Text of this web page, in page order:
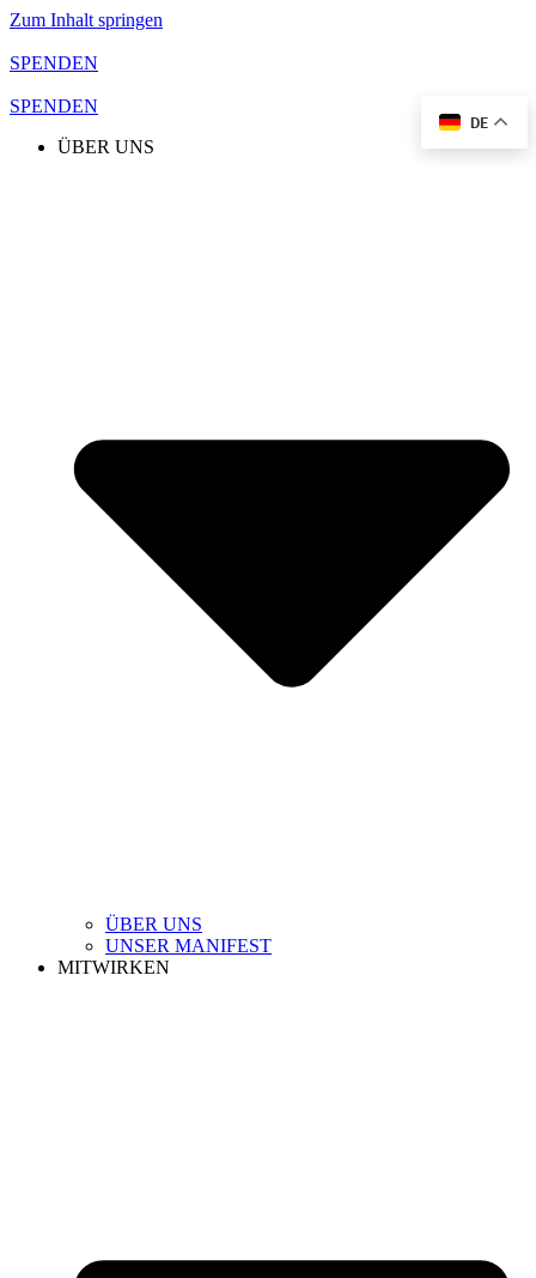
Zum Inhalt springen
SPENDEN
SPENDEN
ÜBER UNS
ÜBER UNS
UNSER MANIFEST
MITWIRKEN
DE